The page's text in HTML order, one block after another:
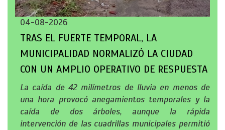
04-08-2026
TRAS EL FUERTE TEMPORAL, LA
MUNICIPALIDAD NORMALIZÓ LA CIUDAD
CON UN AMPLIO OPERATIVO DE RESPUESTA
La caída de 42 milímetros de lluvia en menos de
una hora provocó anegamientos temporales y la
caída de dos árboles, aunque la rápida
intervención de las cuadrillas municipales permitió